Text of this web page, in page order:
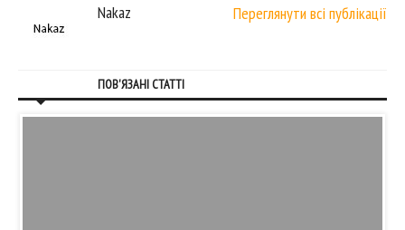
Nakaz Переглянути всі публікації
ПОВ'ЯЗАНІ СТАТТІ